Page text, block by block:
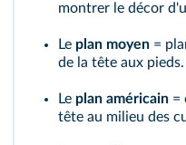
montrer le décor
Le plan moyen =
de la tête aux pieds.
Le plan américain =
tête au milieu des